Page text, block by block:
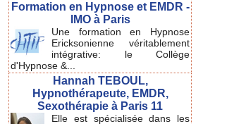
Formation en Hypnose et EMDR -
IMO à Paris
Une formation en Hypnose
Ericksonienne véritablement
intégrative: le Collège
d'Hypnose &...
Hannah TEBOUL,
Hypnothérapeute, EMDR,
Sexothérapie à Paris 11
Elle est spécialisée dans les